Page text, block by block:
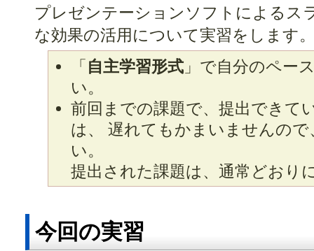
プレゼンテーションソフトによるス
な効果の活用について実習をします
「 自主学習形式」で自分のペー
い。
前回までの課題で、提出できて
は、 遅れてもかまいませんの
い。
提出された課題は、通常どおり
今回の実習